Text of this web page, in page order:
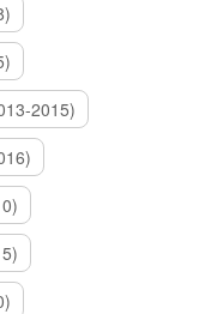
2015)